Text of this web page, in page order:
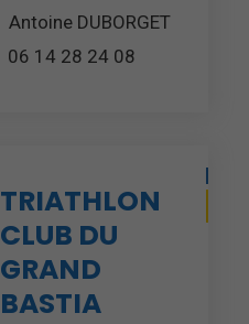
Antoine DUBORGET
06 14 28 24 08
TRIATHLON
CLUB DU
GRAND
BASTIA